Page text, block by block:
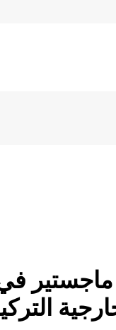
ماجستير
التركية